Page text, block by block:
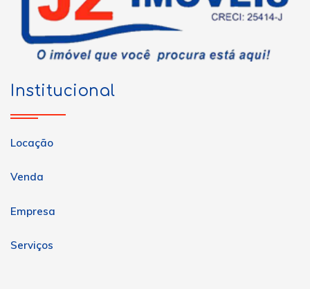
Institucional
Locação
Venda
Empresa
Serviços